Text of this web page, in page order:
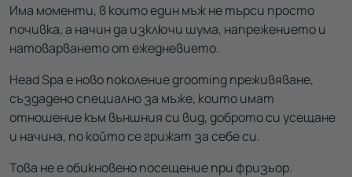
Има моменти, в които един мъж не търси просто
почивка, а начин да изключи шума, напрежението и
натоварването от ежедневието.
Head Spa е ново поколение grooming преживяване,
създадено специално за мъже, които имат
отношение към външния си вид, доброто си усещане
и начина, по който се грижат за себе си.
Това не е обикновено посещение при фризьор.